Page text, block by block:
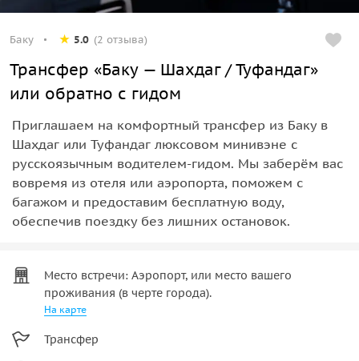
Баку 5.0 (2 отзыва)
Трансфер «Баку — Шахдаг / Туфандаг»
или обратно с гидом
Приглашаем на комфортный трансфер из Баку в
Шахдаг или Туфандаг люксовом минивэне с
русскоязычным водителем-гидом. Мы заберём вас
вовремя из отеля или аэропорта, поможем с
багажом и предоставим бесплатную воду,
обеспечив поездку без лишних остановок.
Место встречи: Аэропорт, или место вашего
проживания (в черте города).
На карте
Трансфер